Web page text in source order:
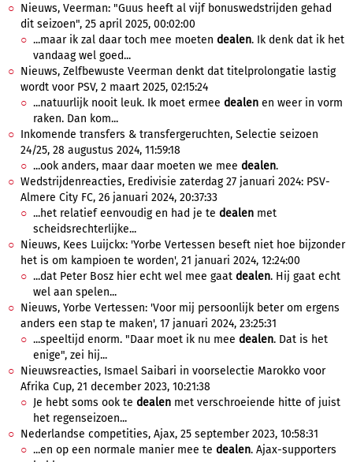
Nieuws, Veerman: "Guus heeft al vijf bonuswedstrijden gehad
dit seizoen", 25 april 2025, 00:02:00
...maar ik zal daar toch mee moeten dealen. Ik denk dat ik het
vandaag wel goed...
Nieuws, Zelfbewuste Veerman denkt dat titelprolongatie lastig
wordt voor PSV, 2 maart 2025, 02:15:24
...natuurlijk nooit leuk. Ik moet ermee dealen en weer in vorm
raken. Dan kom...
Inkomende transfers & transfergeruchten, Selectie seizoen
24/25, 28 augustus 2024, 11:59:18
...ook anders, maar daar moeten we mee dealen.
Wedstrijdenreacties, Eredivisie zaterdag 27 januari 2024: PSV-
Almere City FC, 26 januari 2024, 20:37:33
...het relatief eenvoudig en had je te dealen met
scheidsrechterlijke...
Nieuws, Kees Luijckx: 'Yorbe Vertessen beseft niet hoe bijzonder
het is om kampioen te worden', 21 januari 2024, 12:24:00
...dat Peter Bosz hier echt wel mee gaat dealen. Hij gaat echt
wel aan spelen...
Nieuws, Yorbe Vertessen: 'Voor mij persoonlijk beter om ergens
anders een stap te maken', 17 januari 2024, 23:25:31
...speeltijd enorm. "Daar moet ik nu mee dealen. Dat is het
enige", zei hij...
Nieuwsreacties, Ismael Saibari in voorselectie Marokko voor
Afrika Cup, 21 december 2023, 10:21:38
Je hebt soms ook te dealen met verschroeiende hitte of juist
het regenseizoen...
Nederlandse competities, Ajax, 25 september 2023, 10:58:31
...en op een normale manier mee te dealen. Ajax-supporters